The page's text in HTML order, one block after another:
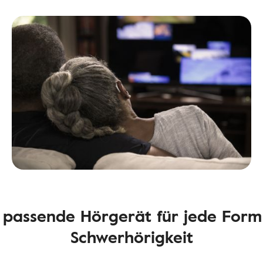
passende Hörgerät für jede
Schwerhörigkeit